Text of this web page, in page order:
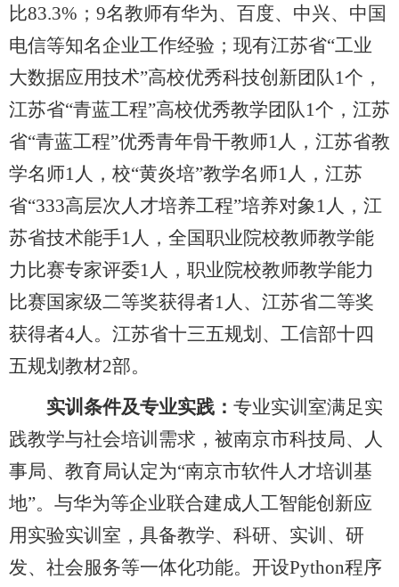
比83.3%；9名教师有华为、百度、中兴、中国
电信等知名企业工作经验；现有江苏省“工业
大数据应用技术”高校优秀科技创新团队1个，
江苏省“青蓝工程”高校优秀教学团队1个，江苏
省“青蓝工程”优秀青年骨干教师1人，江苏省教
学名师1人，校“黄炎培”教学名师1人，江苏
省“333高层次人才培养工程”培养对象1人，江
苏省技术能手1人，全国职业院校教师教学能
力比赛专家评委1人，职业院校教师教学能力
比赛国家级二等奖获得者1人、江苏省二等奖
获得者4人。江苏省十三五规划、工信部十四
五规划教材2部。
实训条件及专业实践： 专业实训室满足实
践教学与社会培训需求，被南京市科技局、人
事局、教育局认定为“南京市软件人才培训基
地”。与华为等企业联合建成人工智能创新应
用实验实训室，具备教学、科研、实训、研
发、社会服务等一体化功能。开设Python程序